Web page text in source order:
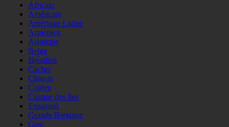
Africain
Américain
Amérique Latine
Arménien
Asiatique
Belge
Brésilien
Cacher
Chinois
Coréen
Cuisine des Iles
Espagnol
Grande Bretagne
Grec